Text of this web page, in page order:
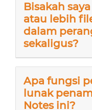
Bisakah
atau lebih
dalam
sekaligus?
Apa fungsi
lunak
Notes ini?